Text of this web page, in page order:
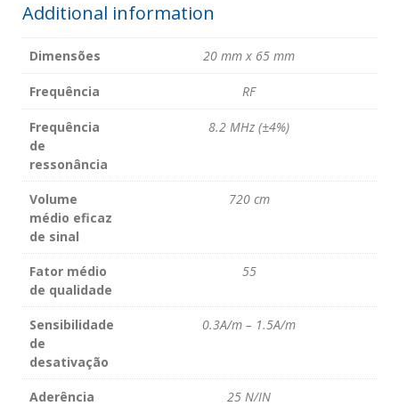
Additional information
Dimensões 20 mm x 65 mm
Frequência RF
Frequência
de
ressonância
8.2 MHz (±4%)
Volume
médio eficaz
de sinal
720 cm
Fator médio
de qualidade
55
Sensibilidade
de
desativação
0.3A/m – 1.5A/m
Aderência
25 N/IN